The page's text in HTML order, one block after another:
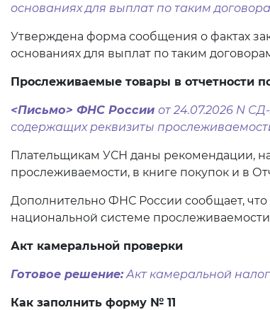
основаниях для выплат по таким
Утверждена форма сообщения о фактах
основаниях для выплат по таким
Прослеживаемые товары в отчетности
<Письмо> ФНС России от 24.07.2026 N
содержащих реквизиты
Плательщикам УСН даны рекомендации,
прослеживаемости, в книге покупок и в
Дополнительно ФНС России сообщает,
национальной системе
Акт камеральной проверки
Готовое решение:Акт камеральной
Как заполнить форму № 11